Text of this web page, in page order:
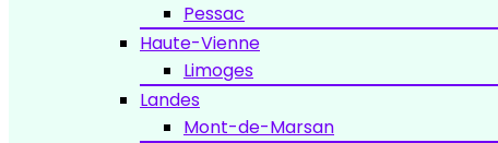
Pessac
Haute-Vienne
Limoges
Landes
Mont-de-Marsan